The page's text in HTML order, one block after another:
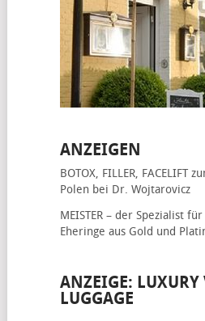
ANZEIGEN
BOTOX, FILLER, FACELIFT
Polen bei Dr. Wojtarovicz
MEISTER – der Spezialist für
Eheringe aus Gold und
ANZEIGE: LUXURY
LUGGAGE